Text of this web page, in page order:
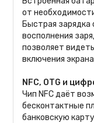
от
Быстрая зарядка
восполнения
позволяет
включения
NFC, OTG и
Чип NFC даёт
бесконтактные
банковскую